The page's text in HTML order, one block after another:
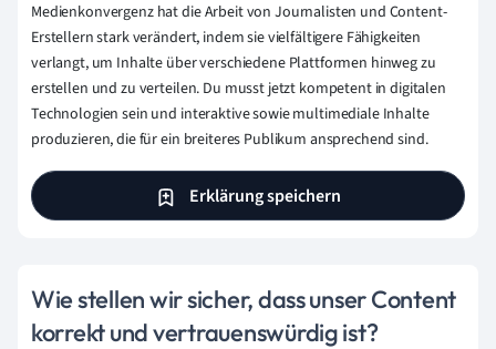
Medienkonvergenz hat die Arbeit von Journalisten und Content-
Erstellern stark verändert, indem sie vielfältigere Fähigkeiten
verlangt, um Inhalte über verschiedene Plattformen hinweg zu
erstellen und zu verteilen. Du musst jetzt kompetent in digitalen
Technologien sein und interaktive sowie multimediale Inhalte
produzieren, die für ein breiteres Publikum ansprechend sind.
Erklärung speichern
Wie stellen wir sicher, dass unser Content
korrekt und vertrauenswürdig ist?